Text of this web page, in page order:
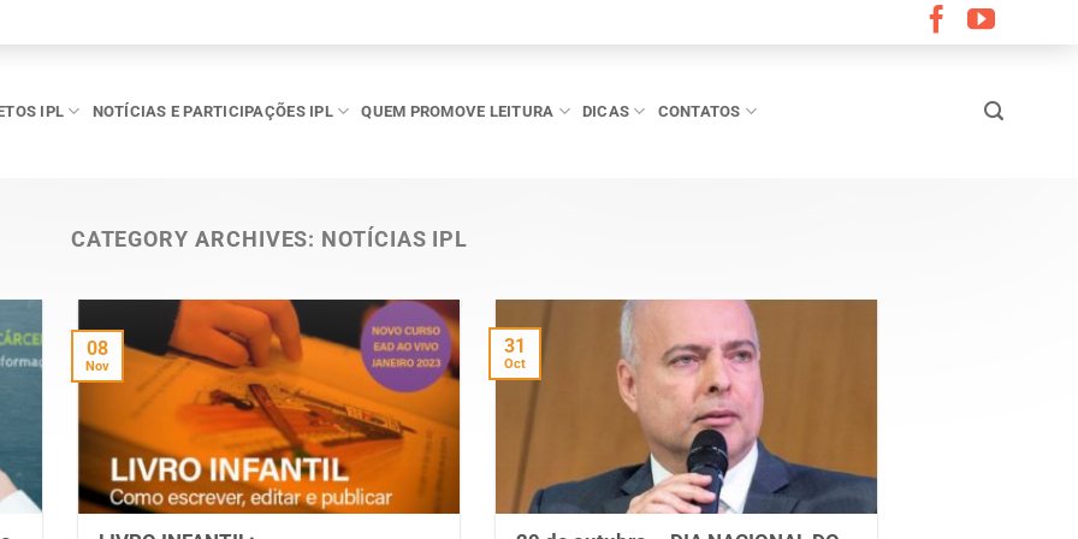
IPL NOTÍCIAS E PARTICIPAÇÕES IPL QUEM PROMOVE LEITURA DICAS CONTATOS
CATEGORY ARCHIVES: NOTÍCIAS IPL
08
Nov
31
Oct